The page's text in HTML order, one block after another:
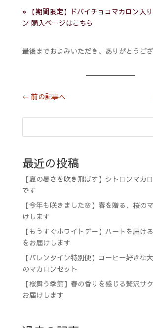
» 【期間限定】ドバイチョコマカロン入
ン 購入ページはこちら
最後までおよみいただき、ありがとうござ
← 前の記事へ
最近の投稿
【夏の暑さを吹き飛ばす】シトロンマカ
です
【今年も咲きました🌸】春を贈る、桜の
けします
【もうすぐホワイトデー】ハートを届け
をお届けします
【バレンタイン特別便】コーヒー好きな
のマカロンセット
【桜舞う季節】春の香りを感じる贅沢サ
お届けします